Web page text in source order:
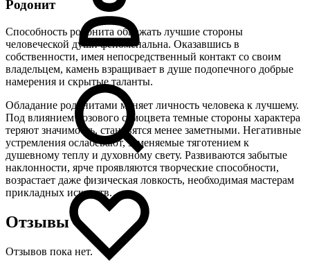
Родонит
Способность родонита обнажать лучшие стороны
человеческой души феноменальна. Оказавшись в
собственности, имея непосредственный контакт со своим
владельцем, камень взращивает в душе подопечного добрые
намерения и скрытые таланты.
Обладание родонитами меняет личность человека к лучшему.
Под влиянием розового самоцвета темные стороны характера
теряют значимость, становятся менее заметными. Негативные
устремления ослабевают, заменяемые тяготением к
душевному теплу и духовному свету. Развиваются забытые
наклонности, ярче проявляются творческие способности,
возрастает даже физическая ловкость, необходимая мастерам
прикладных искусств.
Отзывы
Отзывов пока нет.